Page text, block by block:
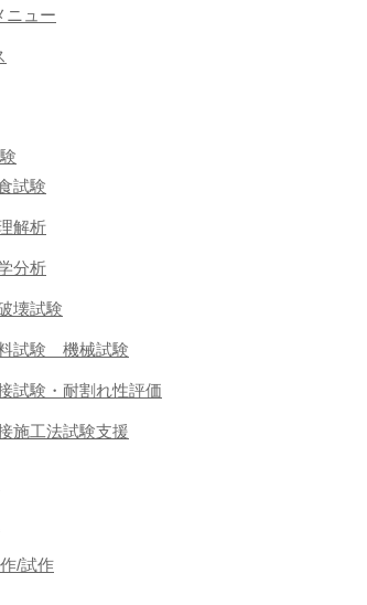
ニュー
試験
解析
分析
壊試験
試験 機械試験
試験・耐割れ性評価
施工法試験支援
/試作